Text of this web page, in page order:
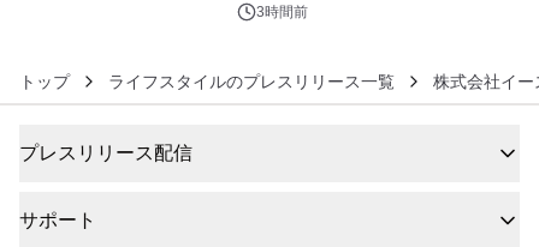
発売3時間前
トップ ライフスタイルのプレスリリース一覧 株式会社イ
プレスリリース配信
サポート